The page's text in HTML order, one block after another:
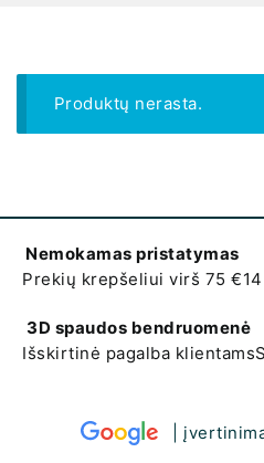
Produktų nerasta.
Nemokamas pristatymas
Prekių krepšeliui virš 75 €
3D spaudos bendruomenė
Išskirtinė pagalba klientams
|